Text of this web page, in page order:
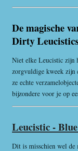
De magische
Dirty
Niet elke Leucistic zijn
zorgvuldige kweek zijn
ze echte
bijzondere voor je op
Leucistic -
Dit is misschien wel de